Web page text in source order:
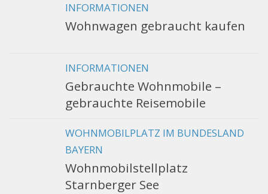
INFORMATIONEN
Wohnwagen gebraucht kaufen
INFORMATIONEN
Gebrauchte Wohnmobile –
gebrauchte Reisemobile
WOHNMOBILPLATZ IM BUNDESLAND
BAYERN
Wohnmobilstellplatz
Starnberger See